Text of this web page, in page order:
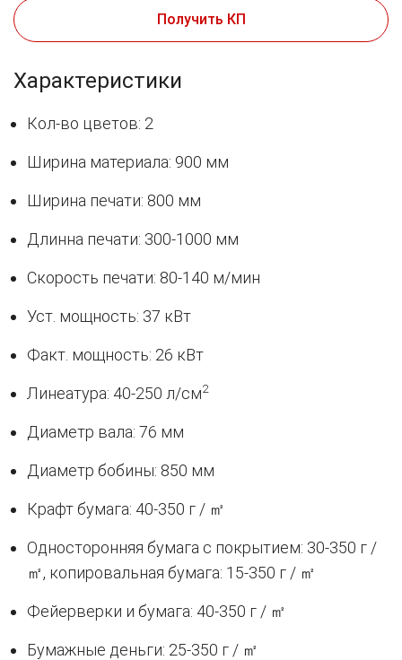
Получить КП
Характеристики
Кол-во цветов: 2
Ширина материала: 900 мм
Ширина печати: 800 мм
Длинна печати: 300-1000 мм
Скорость печати: 80-140 м/мин
Уст. мощность: 37 кВт
Факт. мощность: 26 кВт
Линеатура: 40-250 л/см2
Диаметр вала: 76 мм
Диаметр бобины: 850 мм
Крафт бумага: 40-350 г / ㎡
Односторонняя бумага с покрытием: 30-350 г /
㎡, копировальная бумага: 15-350 г / ㎡
Фейерверки и бумага: 40-350 г / ㎡
Бумажные деньги: 25-350 г / ㎡